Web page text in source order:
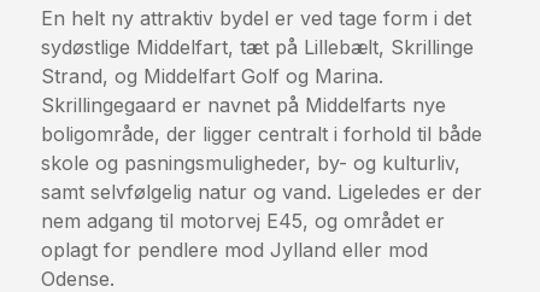
En helt ny attraktiv bydel er ved tage form i det
sydøstlige Middelfart, tæt på Lillebælt, Skrillinge
Strand, og Middelfart Golf og Marina.
Skrillingegaard er navnet på Middelfarts nye
boligområde, der ligger centralt i forhold til både
skole og pasningsmuligheder, by- og kulturliv,
samt selvfølgelig natur og vand. Ligeledes er der
nem adgang til motorvej E45, og området er
oplagt for pendlere mod Jylland eller mod
Odense.